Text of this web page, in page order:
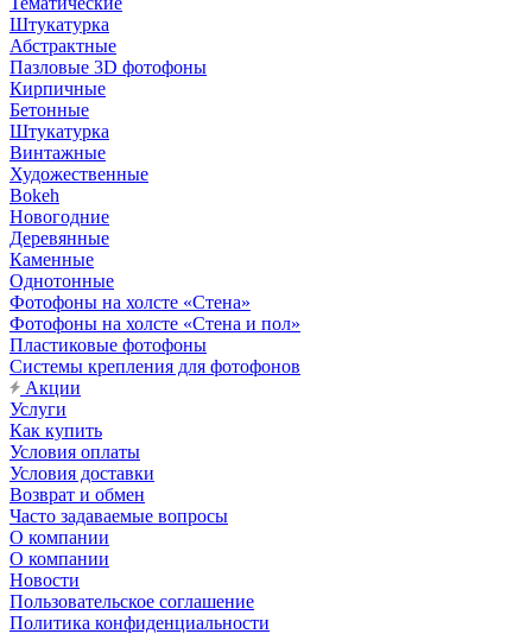
Штукатурка
Абстрактные
Пазловые 3D фотофоны
Кирпичные
Бетонные
Штукатурка
Винтажные
Художественные
Bokeh
Новогодние
Деревянные
Каменные
Однотонные
Фотофоны на холсте «Стена»
Фотофоны на холсте «Стена и пол»
Пластиковые фотофоны
Системы крепления для фотофонов
Акции
Услуги
Как купить
Условия оплаты
Условия доставки
Возврат и обмен
Часто задаваемые вопросы
О компании
О компании
Новости
Пользовательское соглашение
Политика конфиденциальности